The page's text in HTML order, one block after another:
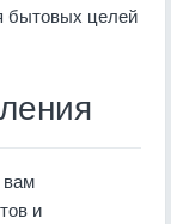
бытовых целей
вам
и